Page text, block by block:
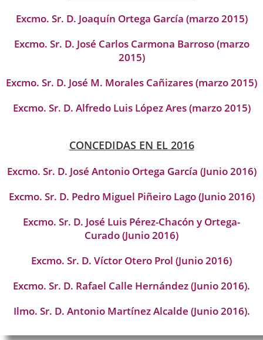
Excmo. Sr. D. Joaquín Ortega García (marzo 2015)
Excmo. Sr. D. José Carlos Carmona Barroso (marzo
2015)
Excmo. Sr. D. José M. Morales Cañizares (marzo 2015)
Excmo. Sr. D. Alfredo Luis López Ares (marzo 2015)
CONCEDIDAS EN EL 2016
Excmo. Sr. D. José Antonio Ortega García (Junio 2016)
Excmo. Sr. D. Pedro Miguel Piñeiro Lago (Junio 2016)
Excmo. Sr. D. José Luis Pérez-Chacón y Ortega-
Curado (Junio 2016)
Excmo. Sr. D. Víctor Otero Prol (Junio 2016)
Excmo. Sr. D. Rafael Calle Hernández (Junio 2016).
Ilmo. Sr. D. Antonio Martínez Alcalde (Junio 2016).